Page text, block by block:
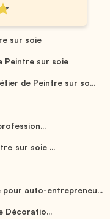
sur soie
Peintre sur soie
de Peintre sur so...
sur soie ...
pour auto-entrepreneu...
Décoratio...